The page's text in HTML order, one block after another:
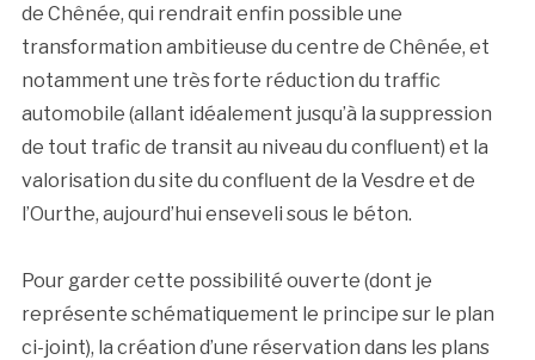
de Chênée, qui rendrait enfin possible une
transformation ambitieuse du centre de Chênée, et
notamment une très forte réduction du traffic
automobile (allant idéalement jusqu’à la suppression
de tout trafic de transit au niveau du confluent) et la
valorisation du site du confluent de la Vesdre et de
l’Ourthe, aujourd’hui enseveli sous le béton.
Pour garder cette possibilité ouverte (dont je
représente schématiquement le principe sur le plan
ci-joint), la création d’une réservation dans les plans